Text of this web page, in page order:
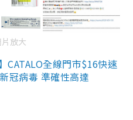
放大
CATALO全線門市$16快速
冠病毒 準確性高達